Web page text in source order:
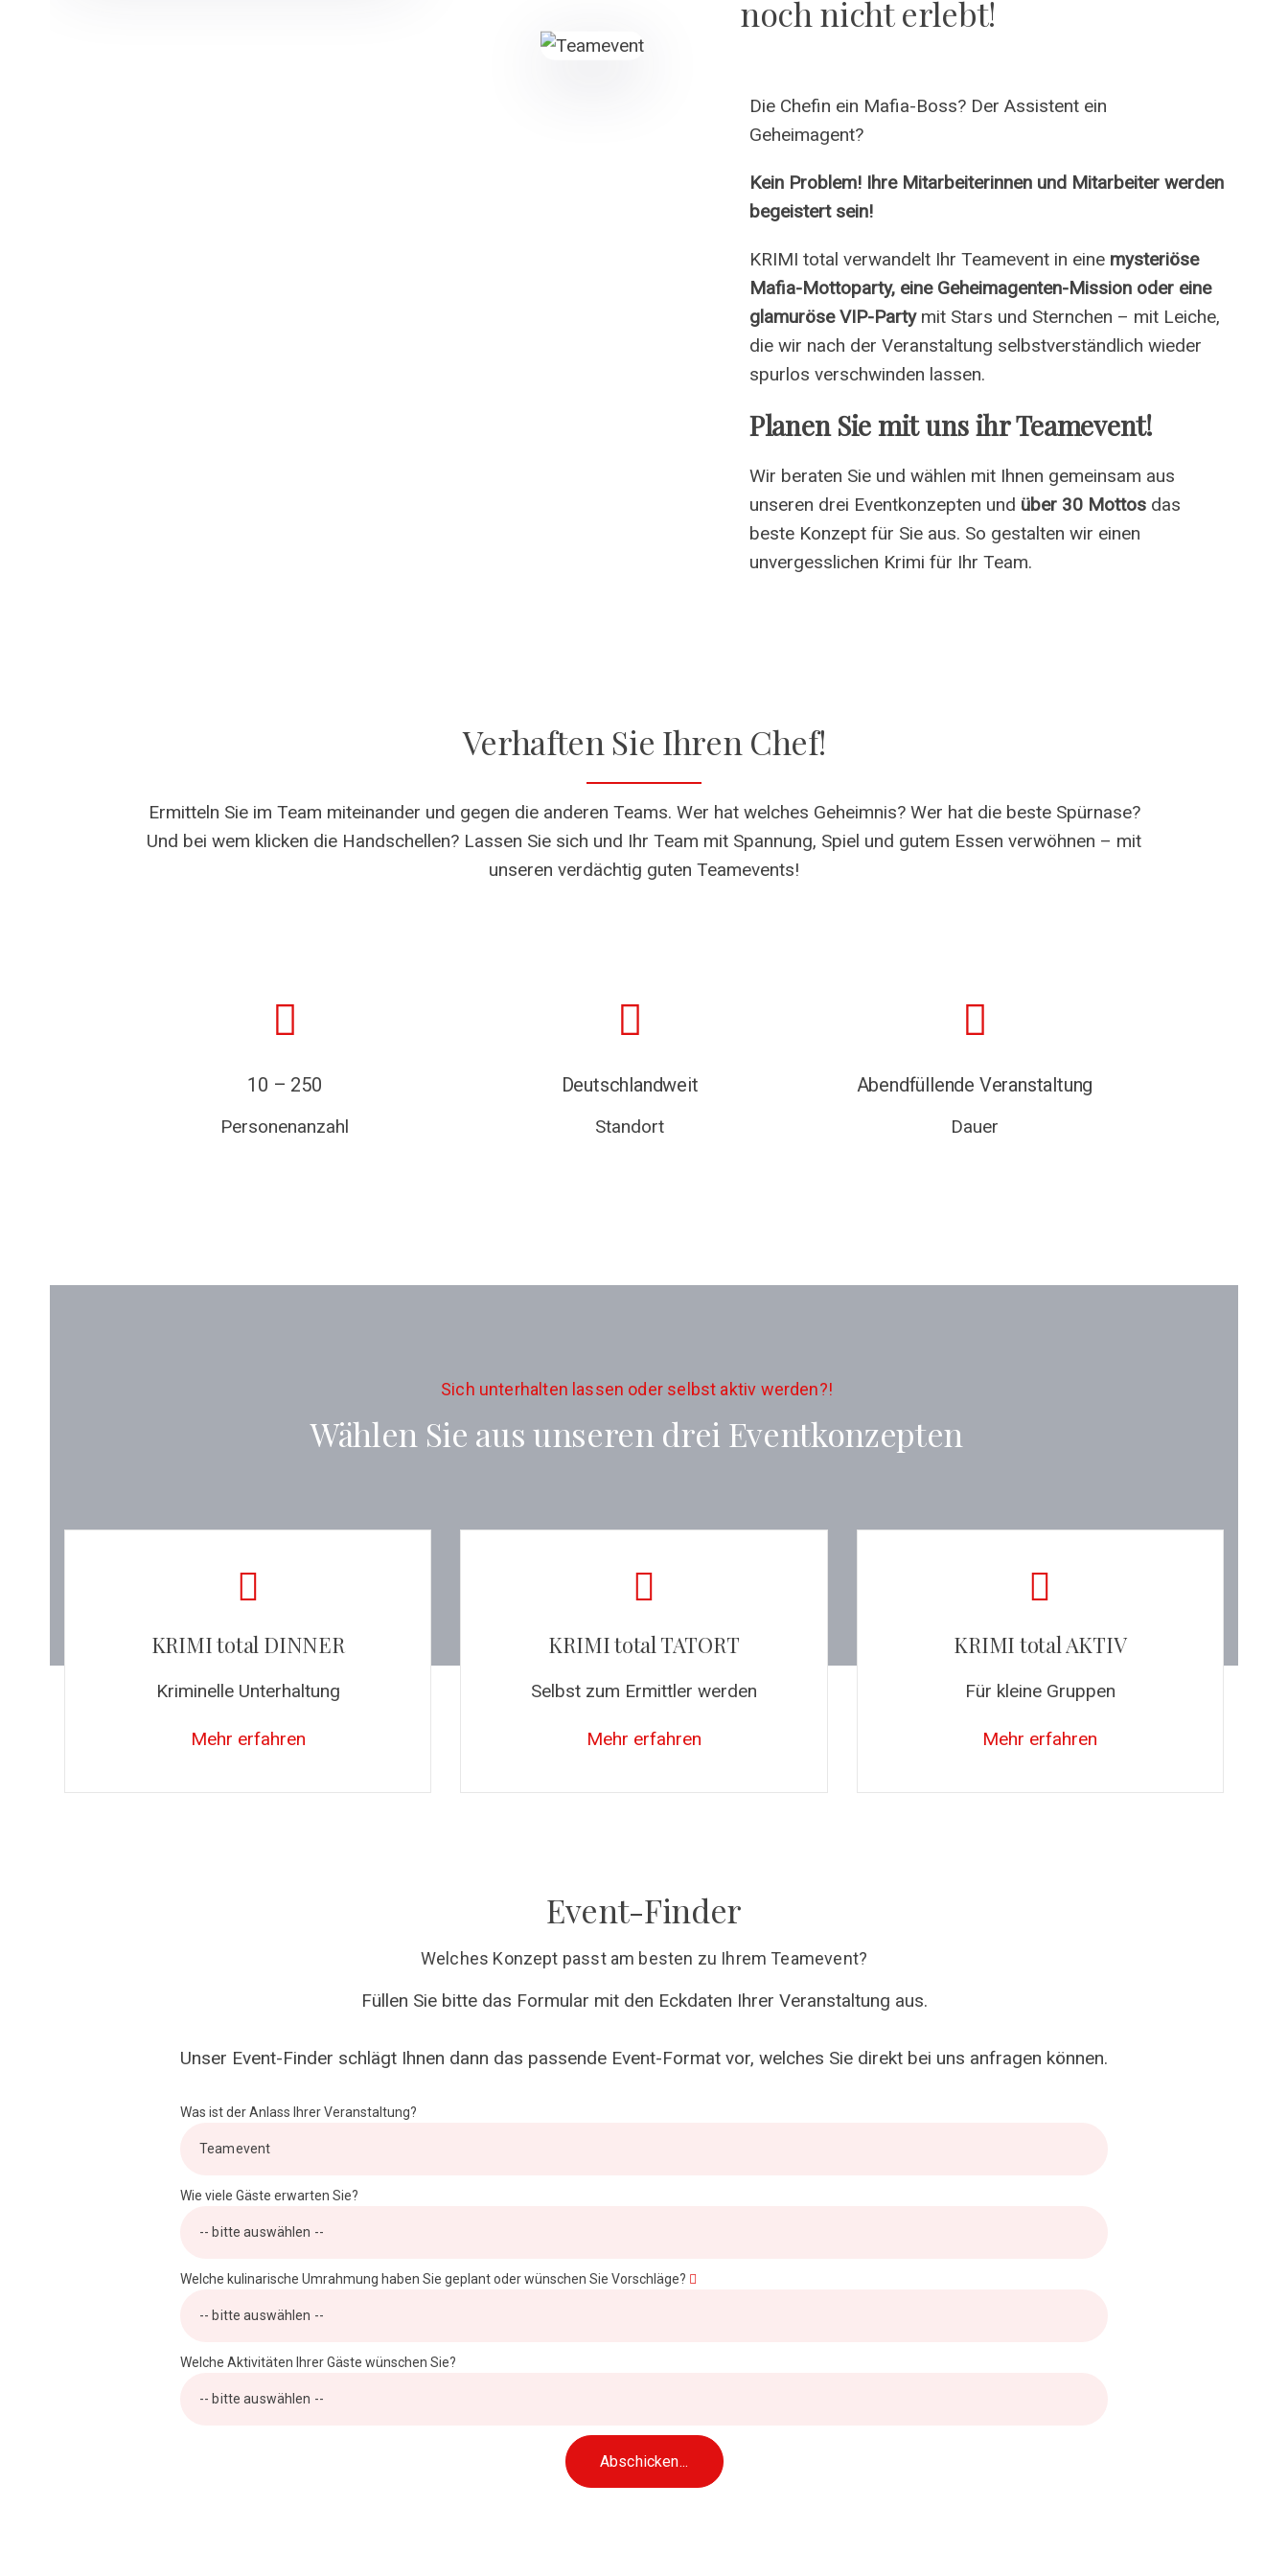
noch nicht erlebt!
Die Chefin ein Mafia-Boss? Der Assistent ein
Geheimagent?
Kein Problem! Ihre Mitarbeiterinnen und Mitarbeiter werden
begeistert sein!
KRIMI total verwandelt Ihr Teamevent in eine mysteriöse
Mafia-Mottoparty, eine Geheimagenten-Mission oder eine
glamuröse VIP-Partymit Stars und Sternchen – mit Leiche,
die wir nach der Veranstaltung selbstverständlich wieder
spurlos verschwinden lassen.
Planen Sie mit uns ihr Teamevent!
Wir beraten Sie und wählen mit Ihnen gemeinsam aus
unseren drei Eventkonzepten und über 30 Mottos das
beste Konzept für Sie aus. So gestalten wir einen
unvergesslichen Krimi für Ihr Team.
Verhaften Sie Ihren Chef!
Ermitteln Sie im Team miteinander und gegen die anderen Teams. Wer hat welches Geheimnis? Wer hat die beste Spürnase?
Und bei wem klicken die Handschellen? Lassen Sie sich und Ihr Team mit Spannung, Spiel und gutem Essen verwöhnen – mit
unseren verdächtig guten Teamevents!
10 – 250
Personenanzahl
Deutschlandweit
Standort
Abendfüllende Veranstaltung
Dauer
Sich unterhalten lassen oder selbst aktiv werden?!
Wählen Sie aus unseren drei Eventkonzepten
KRIMI total DINNER
Kriminelle Unterhaltung
Mehr erfahren
KRIMI total TATORT
Selbst zum Ermittler werden
Mehr erfahren
KRIMI total AKTIV
Für kleine Gruppen
Mehr erfahren
Event-Finder
Welches Konzept passt am besten zu Ihrem Teamevent?
Füllen Sie bitte das Formular mit den Eckdaten Ihrer Veranstaltung aus.
Unser Event-Finder schlägt Ihnen dann das passende Event-Format vor, welches Sie direkt bei uns anfragen können.
Was ist der Anlass Ihrer Veranstaltung?
Wie viele Gäste erwarten Sie?
Welche kulinarische Umrahmung haben Sie geplant oder wünschen Sie Vorschläge?
Welche Aktivitäten Ihrer Gäste wünschen Sie?